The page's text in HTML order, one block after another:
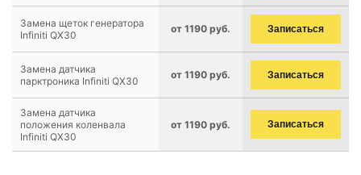
Замена щеток генератора
Infiniti QX30
от 1190 руб. Записаться
Замена датчика
парктроника Infiniti QX30
от 1190 руб. Записаться
Замена датчика
положения коленвала
Infiniti QX30
от 1190 руб. Записаться